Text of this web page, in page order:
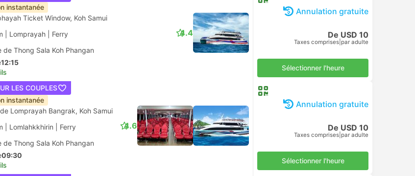
instantanée
Ticket Window, Koh Samui
| Lomprayah Ferry
de Thong Sala Koh Phangan
4.4
12:15
Annulation gratuite
De USD 10
Taxes comprises par adulte
Sélectionner l'heure
LES COUPLES
instantanée
Lomprayah Bangrak, Koh Samui
| Lomlahkkhirin Ferry
de Thong Sala Koh Phangan
4.6
09:30
Annulation gratuite
De USD 10
Taxes comprises par adulte
Sélectionner l'heure